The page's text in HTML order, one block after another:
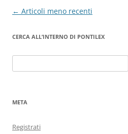
Navigazione
← Articoli meno recenti
CERCA ALL’INTERNO DI PONTILEX
per:
META
Registrati